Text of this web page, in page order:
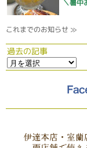
＼暑中
これまでのお知らせ ≫
過去の記事